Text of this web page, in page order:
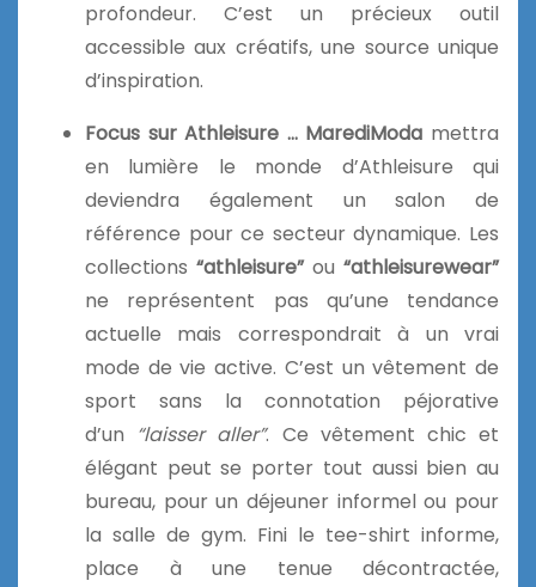
profondeur. C’est un précieux outil
accessible aux créatifs, une source unique
d’inspiration.
Focus sur Athleisure … MarediModa mettra
en lumière le monde d’Athleisure qui
deviendra également un salon de
référence pour ce secteur dynamique. Les
collections “athleisure”ou “athleisurewear”
ne représentent pas qu’une tendance
actuelle mais correspondrait à un vrai
mode de vie active. C’est un vêtement de
sport sans la connotation péjorative
d’un “laisser aller”. Ce vêtement chic et
élégant peut se porter tout aussi bien au
bureau, pour un déjeuner informel ou pour
la salle de gym. Fini le tee-shirt informe,
place à une tenue décontractée,